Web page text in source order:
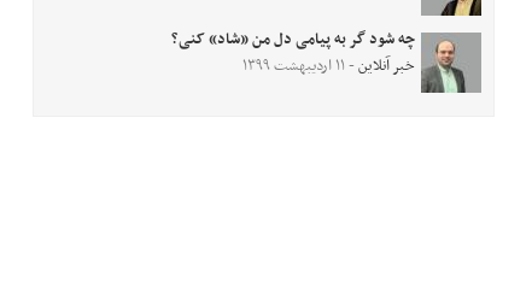
چه شود گر به پیامی دل من «شاد» کنی؟
خبر آنلاین- ۱۱ اردیبهشت ۱۳۹۹